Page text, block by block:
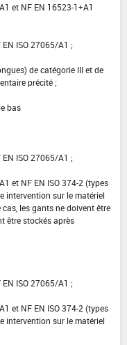
et NF EN 16523-1+A1
ISO 27065/A1 ;
de catégorie III et de
précité ;
bas
ISO 27065/A1 ;
et NF EN ISO 374-2 (types
intervention sur le matériel
les gants ne doivent être
être stockés après
ISO 27065/A1 ;
et NF EN ISO 374-2 (types
intervention sur le matériel